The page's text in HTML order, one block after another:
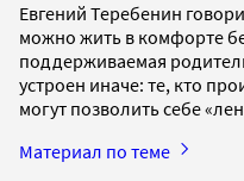
Евгений Теребенин
можно жить в комфорте
поддерживаемая
устроен иначе: те, кто
могут позволить себе
Материал по теме